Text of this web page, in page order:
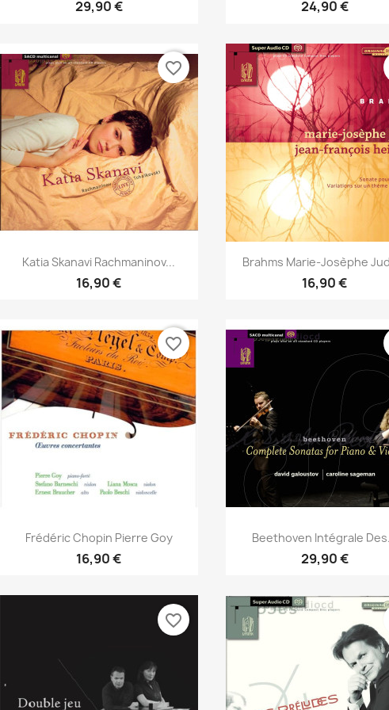
29,90 € 24,90 €
Aperçu rapide
Katia Skanavi Rachmaninov...
16,90 €
favorite_border
Aperçu rapide
Brahms Marie-Josèphe
16,90 €
Aperçu rapide
Frédéric Chopin Pierre Goy
16,90 €
favorite_border
Aperçu rapide
Beethoven Intégrale
29,90 €
favorite_border